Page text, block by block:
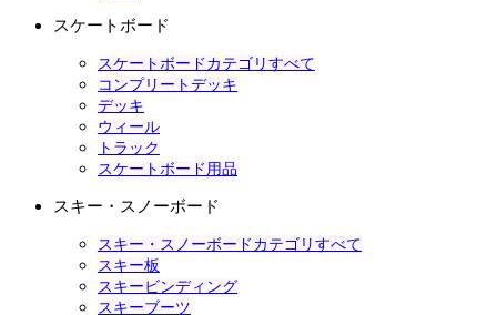
スケートボード
スケートボードカテゴリすべて
コンプリートデッキ
デッキ
ウィール
トラック
スケートボード用品
スキー・スノーボード
スキー・スノーボードカテゴリすべて
スキー板
スキービンディング
スキーブーツ